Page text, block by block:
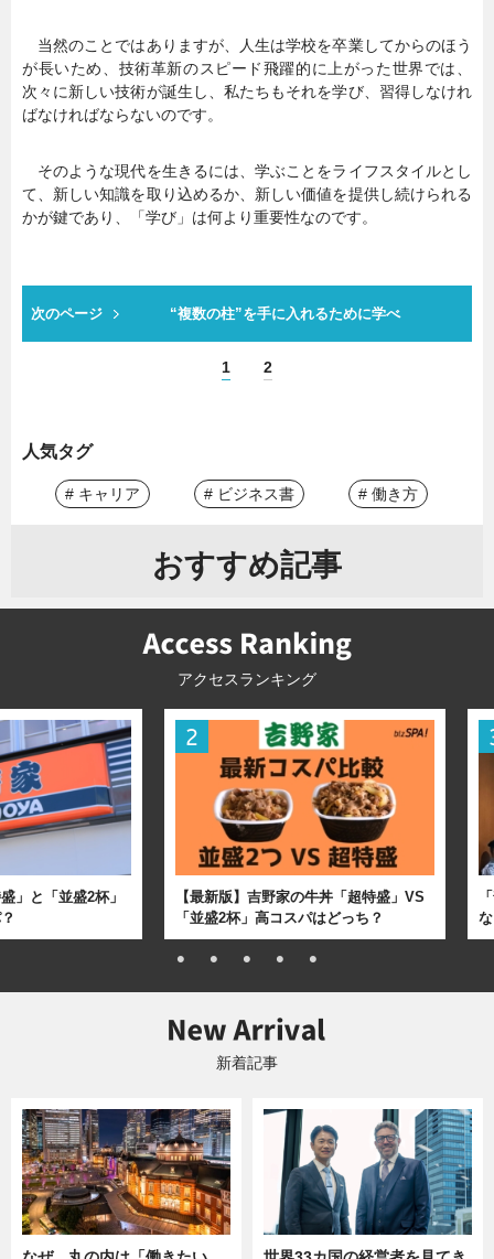
当然のことではありますが、人生は学校を卒業してからのほう
が長いため、技術革新のスピード飛躍的に上がった世界では、
次々に新しい技術が誕生し、私たちもそれを学び、習得しなけれ
ばなければならないのです。
そのような現代を生きるには、学ぶことをライフスタイルとし
て、新しい知識を取り込めるか、新しい価値を提供し続けられる
かが鍵であり、「学び」は何より重要性なのです。
次のページ “複数の柱”を手に入れるために学べ
1 2
人気タグ
# キャリア # ビジネス書 # 働き方
おすすめ記事
アクセスランキング
」と「並盛2杯」
【最新版】吉野家の牛丼「超特盛」VS
「並盛2杯」高コスパはどっち？
新着記事